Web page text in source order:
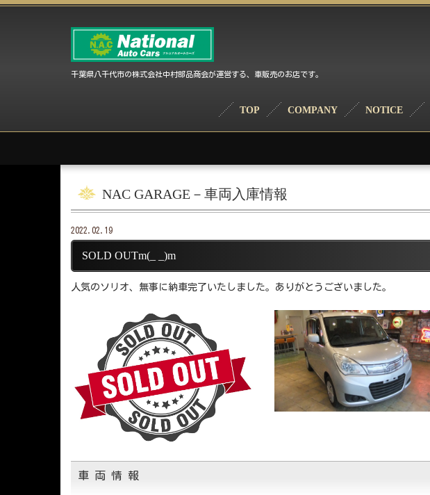
千葉県八千代市の株式会社中村部品商会が運営する、車販売のお店です。
TOP COMPANY NOTICE
NAC GARAGE－車両入庫情報
2022.02.19
SOLD OUTm(_ _)m
人気のソリオ、無事に納車完了いたしました。ありがとうございました。
車 両 情 報